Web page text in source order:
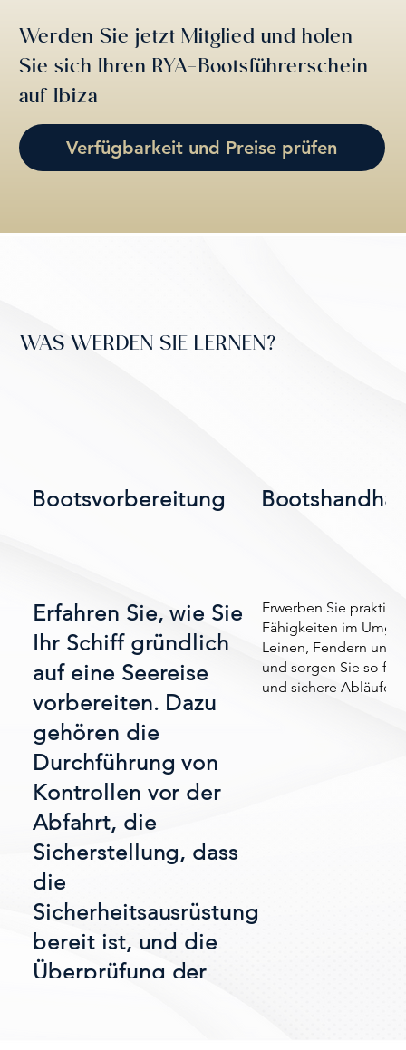
WAS WERDEN SIE LERNEN?
Bootsvorbereitung
Erfahren Sie, wie Sie
Ihr Schiff gründlich
auf eine Seereise
vorbereiten. Dazu
gehören die
Durchführung von
Kontrollen vor der
Abfahrt, die
Sicherstellung, dass
die
Sicherheitsausrüstung
bereit ist, und die
Überprüfung der
Erwerben Sie
Fähigkeiten im
Leinen, Fendern und
und sorgen Sie so für
und sichere Abläufe
Werden Sie jetzt Mitglied und holen
Sie sich Ihren RYA-Bootsführerschein
auf Ibiza
Verfügbarkeit und Preise prüfen